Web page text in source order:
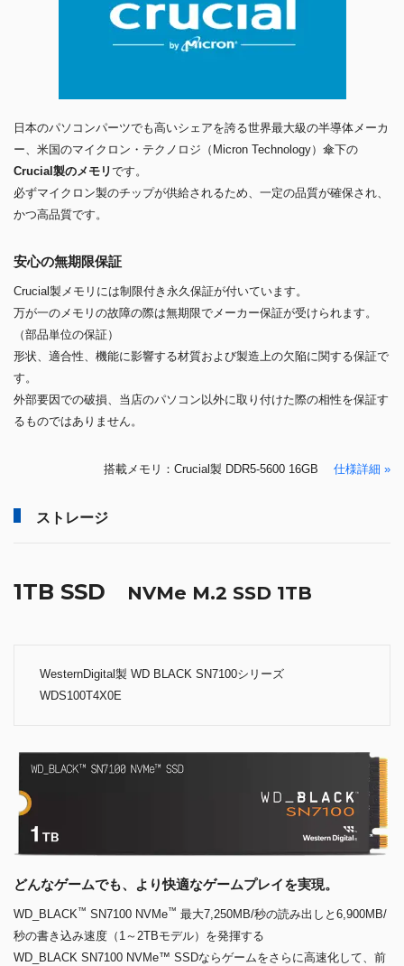
日本のパソコンパーツでも高いシェアを誇る世界最大級の半導体メーカ
ー、米国のマイクロン・テクノロジ（Micron Technology）傘下の
Crucial製のメモリです。
必ずマイクロン製のチップが供給されるため、一定の品質が確保され、
かつ高品質です。
安心の無期限保証
Crucial製メモリには制限付き永久保証が付いています。
万が一のメモリの故障の際は無期限でメーカー保証が受けられます。
（部品単位の保証）
形状、適合性、機能に影響する材質および製造上の欠陥に関する保証で
す。
外部要因での破損、当店のパソコン以外に取り付けた際の相性を保証す
るものではありません。
搭載メモリ：Crucial製 DDR5-5600 16GB 仕様詳細 »
ストレージ
1TB SSD NVMe M.2 SSD 1TB
WesternDigital製 WD BLACK SN7100シリーズ
WDS100T4X0E
どんなゲームでも、より快適なゲームプレイを実現。
WD_BLACK™ SN7100 NVMe™ 最大7,250MB/秒の読み出しと6,900MB/
秒の書き込み速度（1～2TBモデル）を発揮する
WD_BLACK SN7100 NVMe™ SSDならゲームをさらに高速化して、前